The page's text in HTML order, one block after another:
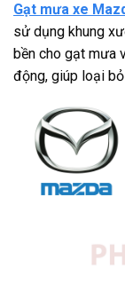
Gạt mưa xe
sử dụng khung
bền cho gạt mưa
động, giúp loại